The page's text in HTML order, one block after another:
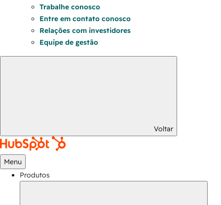
Trabalhe conosco
Entre em contato conosco
Relações com investidores
Equipe de gestão
Voltar
Menu
Produtos